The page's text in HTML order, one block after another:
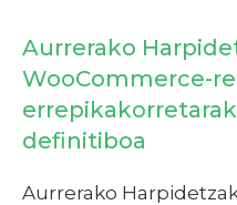
Aurrerako
WooCommerce-
definitiboa
Aurrerako